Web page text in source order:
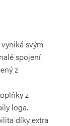
vyniká svým
spojení
z
z
loga.
díky extra